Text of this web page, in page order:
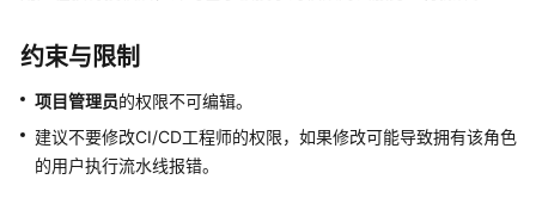
门
用
指
南
约束与限制
项目管理员的权限不可编辑。
建议不要修改CI/CD工程师的权限，如果修改可能导致拥有该角色
的用户执行流水线报错。